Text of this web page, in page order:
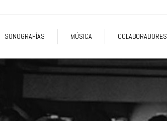
SONOGRAFÍAS MÚSICA COLABORADORES